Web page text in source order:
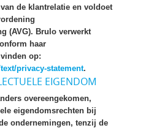
de klantrelatie en voldoet
(AVG). Brulo verwerkt
haar
op:
privacy-statement.
EIGENDOM
overeengekomen,
eigendomsrechten bij
ondernemingen, tenzij de